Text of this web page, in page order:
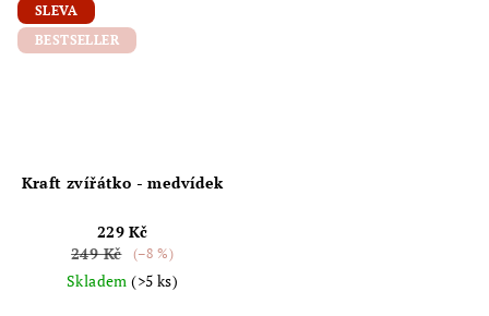
SLEVA
BESTSELLER
Kraft zvířátko - medvídek
229 Kč
249 Kč
(–8 %)
Skladem(>5 ks)